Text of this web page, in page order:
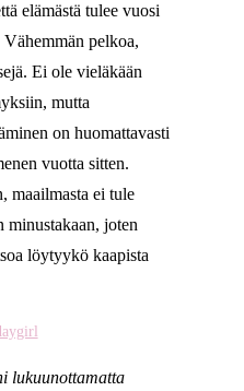
elämästä tulee vuosi
pelkoa,
Ei ole vieläkään
mutta
on huomattavasti
vuotta sitten.
maailmasta ei tule
minustakaan, joten
löytyykö kaapista
lukuunottamatta